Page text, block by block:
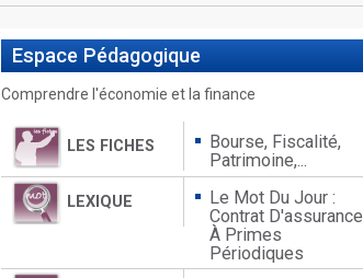
Espace Pédagogique
Comprendre l'économie et la finance
LES FICHES
Bourse, Fiscalité,
Patrimoine,...
LEXIQUE
Le Mot Du Jour :
Contrat D'assurance
À Primes
Périodiques